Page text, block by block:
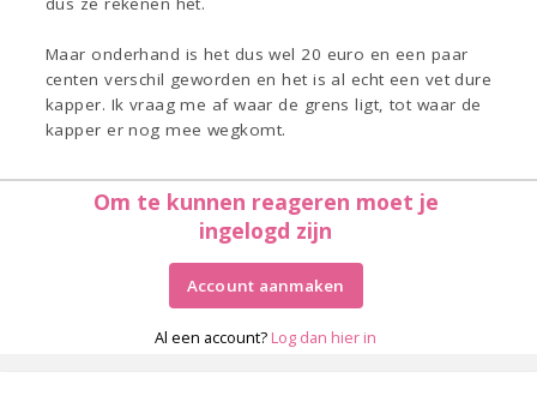
Maar onderhand is het dus wel 20 euro en een paar
centen verschil geworden en het is al echt een vet dure
kapper. Ik vraag me af waar de grens ligt, tot waar de
kapper er nog mee wegkomt.
Om te kunnen reageren moet je
ingelogd zijn
Account aanmaken
Al een account? Log dan hier in